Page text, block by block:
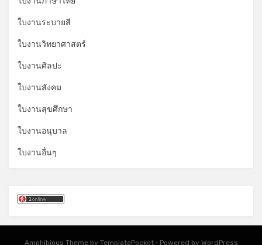
ใบงานระบายสี
ใบงานวิทยาศาสตร์
ใบงานศิลปะ
ใบงานสังคม
ใบงานสุขศึกษา
ใบงานอนุบาล
ใบงานอื่นๆ
Amphibious Theme by TemplatePocket ⋅ Powered by WordPress